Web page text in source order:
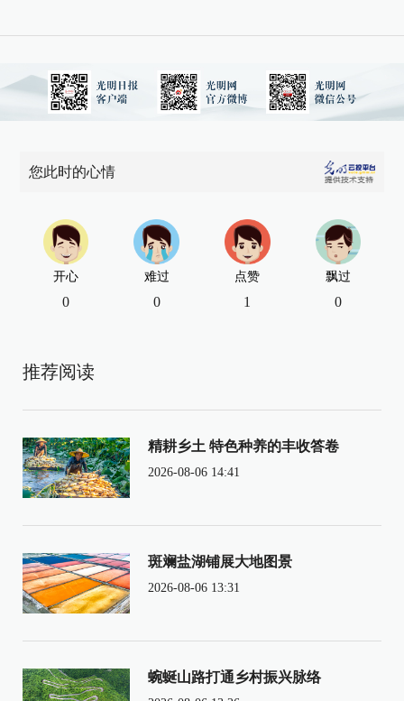
您此时的心情
开心
0
难过
0
点赞
1
飘过
0
推荐阅读
精耕乡土 特色种养的丰收答卷
2026-08-06 14:41
斑斓盐湖铺展大地图景
2026-08-06 13:31
蜿蜒山路打通乡村振兴脉络